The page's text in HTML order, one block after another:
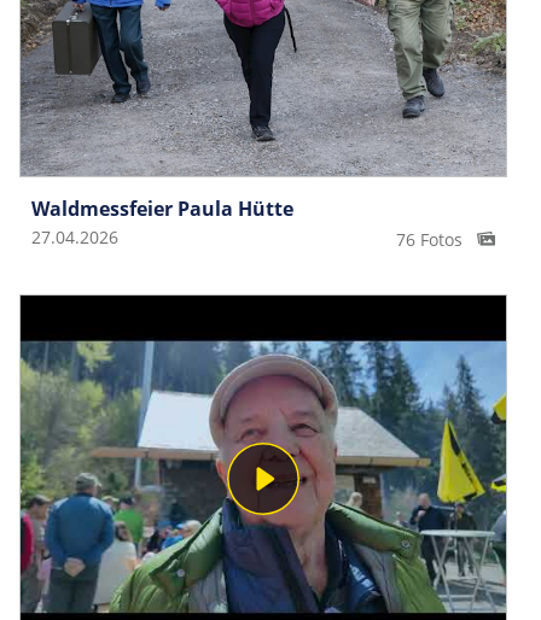
Waldmessfeier Paula Hütte
27.04.2026 76 Fotos